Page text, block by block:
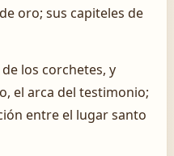
oro; sus capiteles de
los corchetes, y
el arca del testimonio;
entre el lugar santo